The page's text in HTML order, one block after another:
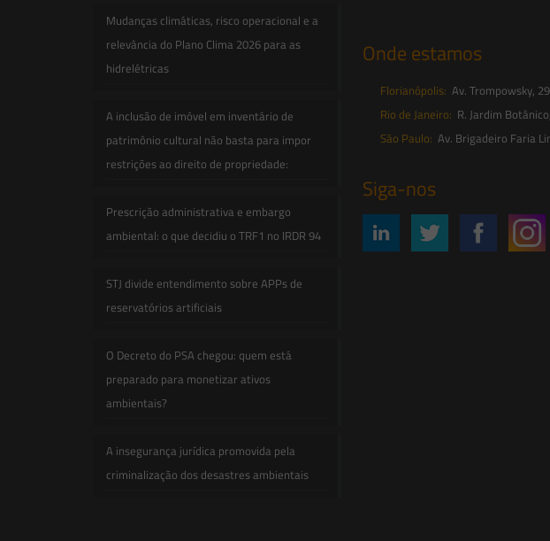
Mudanças climáticas, risco operacional e a
relevância do Plano Clima 2026 para as
hidrelétricas
A inclusão de imóvel em inventário de
patrimônio cultural não basta para impor
restrições ao direito de propriedade:
Prescrição administrativa e embargo
ambiental: o que decidiu o TRF1 no IRDR 94
STJ divide entendimento sobre APPs de
reservatórios artificiais
O Decreto do PSA chegou: quem está
preparado para monetizar ativos
ambientais?
A insegurança jurídica promovida pela
criminalização dos desastres ambientais
Onde estamos
Florianópolis: Av. Trompowsky,
Rio de Janeiro: R. Jardim
São Paulo: Av. Brigadeiro Faria
Siga-nos